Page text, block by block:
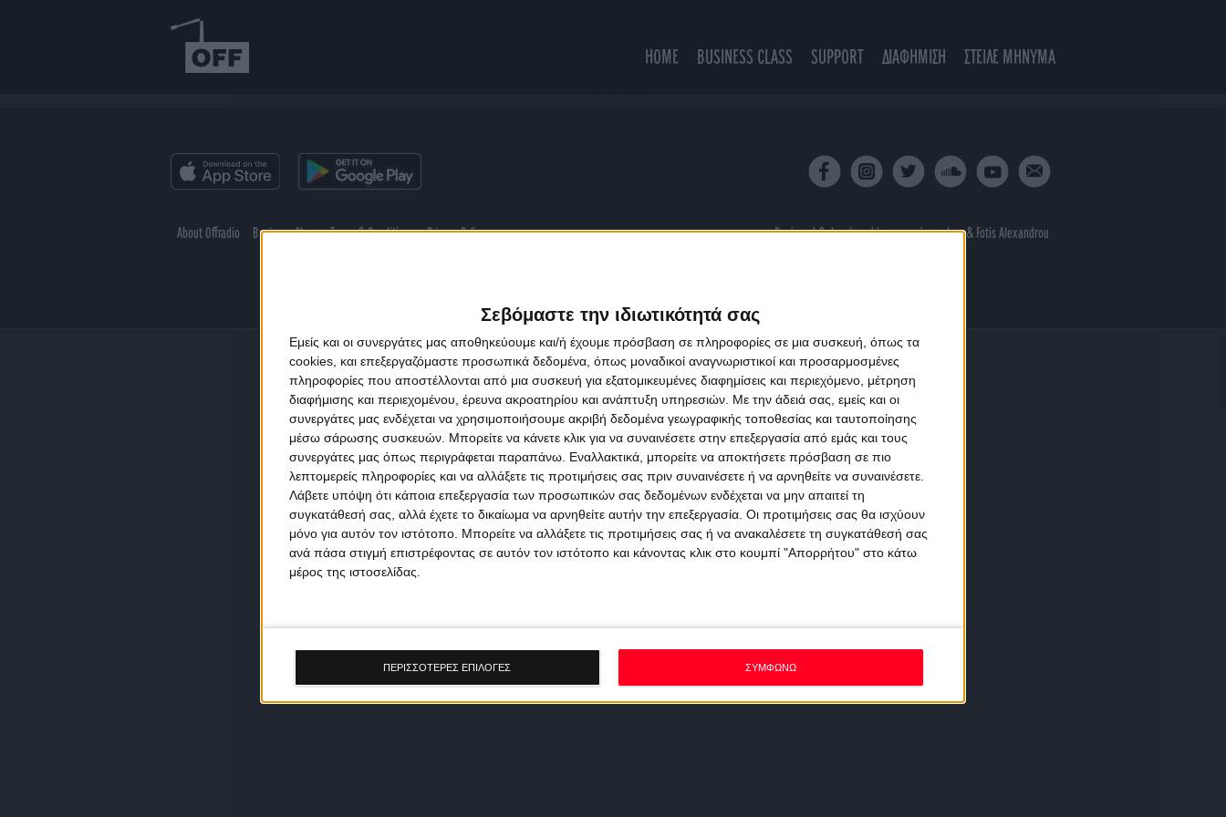
Σεβόμαστε την ιδιωτικότητά σας
Εμείς και οι συνεργάτες μας αποθηκεύουμε και/ή έχουμε πρόσβαση σε πληροφορίες σε μια συσκευή, όπως τα
cookies, και επεξεργαζόμαστε προσωπικά δεδομένα, όπως μοναδικοί αναγνωριστικοί και προσαρμοσμένες
πληροφορίες που αποστέλλονται από μια συσκευή για εξατομικευμένες διαφημίσεις και περιεχόμενο, μέτρηση
διαφήμισης και περιεχομένου, έρευνα ακροατηρίου και ανάπτυξη υπηρεσιών. Με την άδειά σας, εμείς και οι
συνεργάτες μας ενδέχεται να χρησιμοποιήσουμε ακριβή δεδομένα γεωγραφικής τοποθεσίας και ταυτοποίησης
μέσω σάρωσης συσκευών. Μπορείτε να κάνετε κλικ για να συναινέσετε στην επεξεργασία από εμάς και τους
συνεργάτες μας όπως περιγράφεται παραπάνω. Εναλλακτικά, μπορείτε να αποκτήσετε πρόσβαση σε πιο
λεπτομερείς πληροφορίες και να αλλάξετε τις προτιμήσεις σας πριν συναινέσετε ή να αρνηθείτε να συναινέσετε.
Λάβετε υπόψη ότι κάποια επεξεργασία των προσωπικών σας δεδομένων ενδέχεται να μην απαιτεί τη
συγκατάθεσή σας, αλλά έχετε το δικαίωμα να αρνηθείτε αυτήν την επεξεργασία. Οι προτιμήσεις σας θα ισχύουν
μόνο για αυτόν τον ιστότοπο. Μπορείτε να αλλάξετε τις προτιμήσεις σας ή να ανακαλέσετε τη συγκατάθεσή σας
ανά πάσα στιγμή επιστρέφοντας σε αυτόν τον ιστότοπο και κάνοντας κλικ στο κουμπί "Απορρήτου" στο κάτω
μέρος της ιστοσελίδας.
ΠΕΡΙΣΣΟΤΕΡΕΣ ΕΠΙΛΟΓΕΣ ΣΥΜΦΩΝΩ
HOME BUSINESS CLASS SUPPORT ΔΙΑΦΗΜΙΣΗ ΣΤΕΙΛΕ ΜΗΝΥΜΑ
About Offradio Business Class Terms & Conditions Privacy Policy Designed & developed byporcupine colors& Fotis Alexandrou